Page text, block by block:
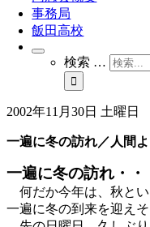
事務局
飯田高校
検索 …
2002年11月30日 土曜日
一遍に冬の訪れ／人間
一遍に冬の訪れ・・
何だか今年は、秋とい
一遍に冬の到来を迎えそ